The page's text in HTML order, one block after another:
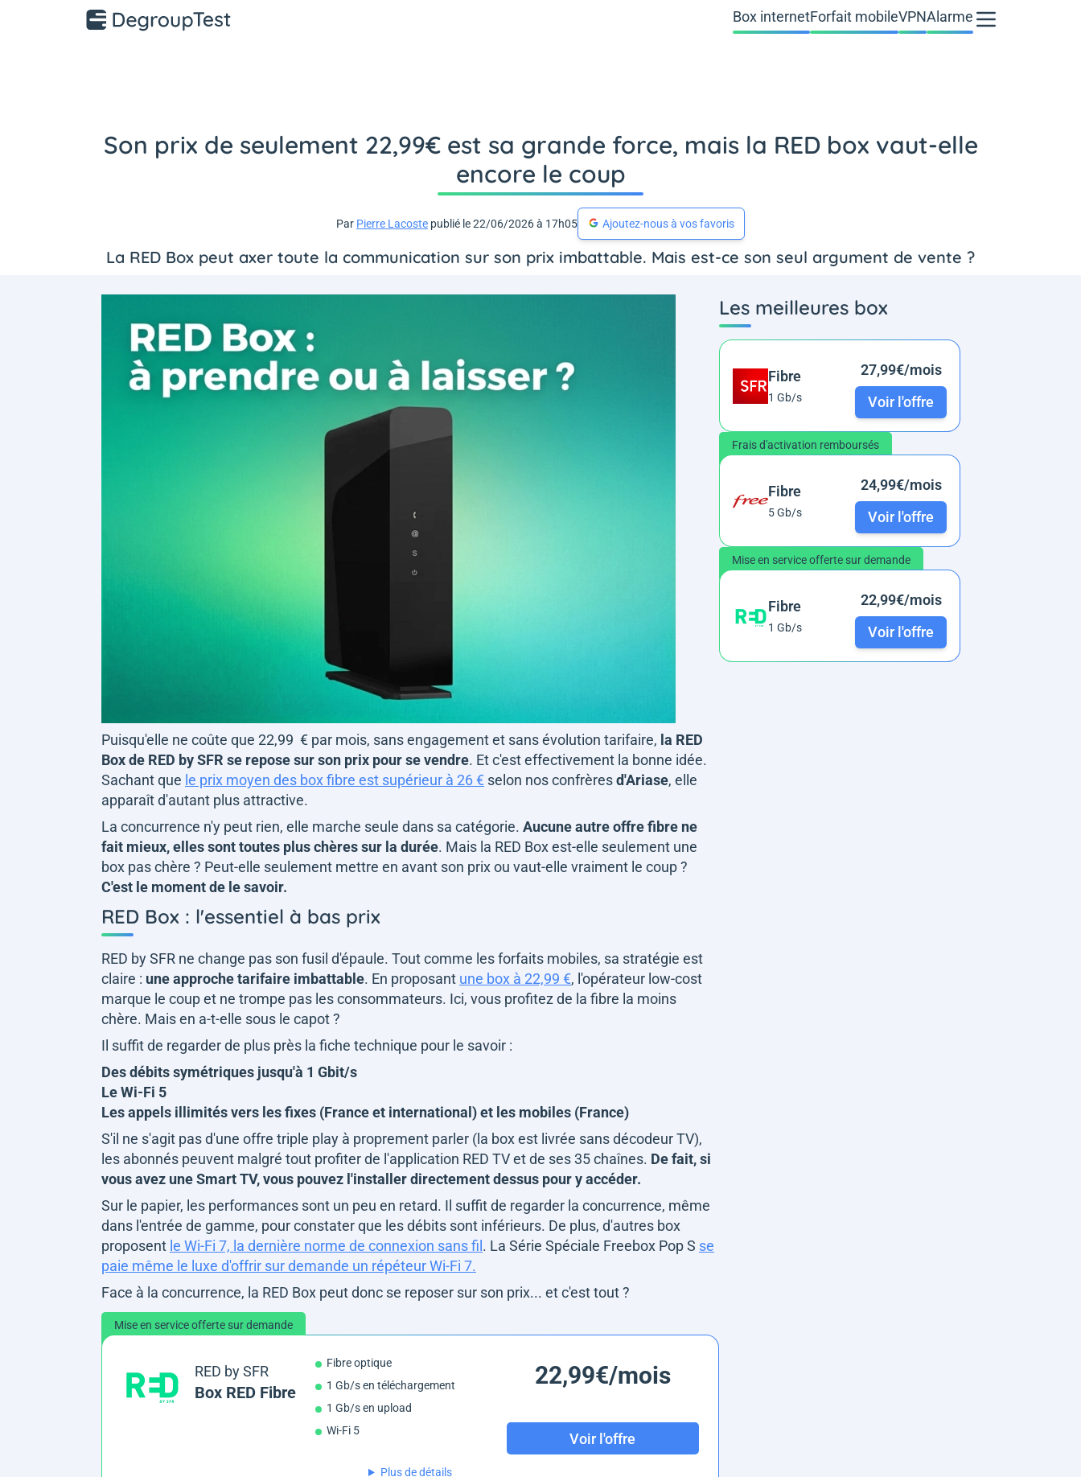
Box internetForfait mobileVPNAlarme
Son prix de seulement 22,99€ est sa grande force, mais la RED box vaut-elle
encore le coup
Par Pierre Lacoste publié le 22/06/2026 à 17h05 Ajoutez-nous à vos favoris
La RED Box peut axer toute la communication sur son prix imbattable. Mais est-ce son seul argument de vente ?
Puisqu'elle ne coûte que 22,99 € par mois, sans engagement et sans évolution tarifaire, la RED
Box de RED by SFR se repose sur son prix pour se vendre. Et c'est effectivement la bonne idée.
Sachant que le prix moyen des box fibre est supérieur à 26 € selon nos confrèresd'Ariase, elle
apparaît d'autant plus attractive.
La concurrence n'y peut rien, elle marche seule dans sa catégorie. Aucune autre offre fibre ne
fait mieux, elles sont toutes plus chères sur la durée. Mais la RED Box est-elle seulement une
box pas chère ? Peut-elle seulement mettre en avant son prix ou vaut-elle vraiment le coup ?
C'est le moment de le savoir.
RED Box : l'essentiel à bas prix
RED by SFR ne change pas son fusil d'épaule. Tout comme les forfaits mobiles, sa stratégie est
claire : une approche tarifaire imbattable. En proposant une box à 22,99 €, l'opérateur low-cost
marque le coup et ne trompe pas les consommateurs. Ici, vous profitez de la fibre la moins
chère. Mais en a-t-elle sous le capot ?
Il suffit de regarder de plus près la fiche technique pour le savoir :
Des débits symétriques jusqu'à 1 Gbit/s
Le Wi-Fi 5
Les appels illimités vers les fixes (France et international) et les mobiles (France)
S'il ne s'agit pas d'une offre triple play à proprement parler (la box est livrée sans décodeur TV),
les abonnés peuvent malgré tout profiter de l'application RED TV et de ses 35 chaînes. De fait, si
vous avez une Smart TV, vous pouvez l'installer directement dessus pour y accéder.
Sur le papier, les performances sont un peu en retard. Il suffit de regarder la concurrence, même
dans l'entrée de gamme, pour constater que les débits sont inférieurs. De plus, d'autres box
proposent le Wi-Fi 7, la dernière norme de connexion sans fil . La Série Spéciale Freebox Pop S se
paie même le luxe d'offrir sur demande un répéteur Wi-Fi 7.
Face à la concurrence, la RED Box peut donc se reposer sur son prix... et c'est tout ?
Mise en service offerte sur demande
RED by SFR
Box RED Fibre
Fibre optique
1 Gb/s en téléchargement
1 Gb/s en upload
Wi-Fi 5
22,99€/mois
Voir l'offre
Plus de détails
Les meilleures box
Fibre
1 Gb/s
27,99€/mois
Voir l'offre
Frais d'activation remboursés
Fibre
5 Gb/s
24,99€/mois
Voir l'offre
Mise en service offerte sur demande
Fibre
1 Gb/s
22,99€/mois
Voir l'offre